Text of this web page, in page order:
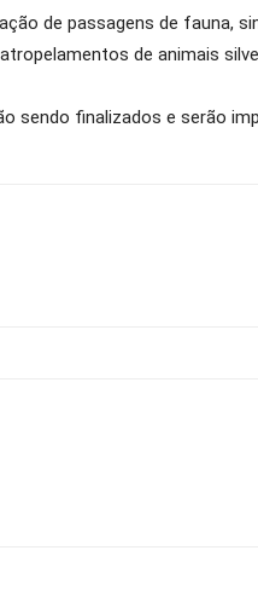
de passagens de fauna,
de animais
finalizados e serão